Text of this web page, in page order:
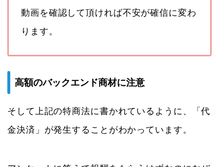
動画を確認して頂ければ不安が確信に変わ
ります。
高額のバックエンド商材に注意
そして上記の特商法に書かれているように、「代
金決済」が発生することがわかっています。